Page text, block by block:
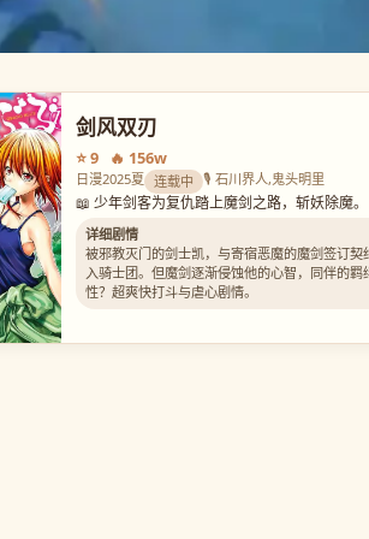
剑风双刃
⭐ 9 🔥 156w
日漫2025夏 连载中 🎙️ 石川界人,鬼头明里
📖 少年剑客为复仇踏上魔剑之路，斩妖除魔。
详细剧情
被邪教灭门的剑士凯，与寄宿恶魔的魔剑签订契
入骑士团。但魔剑逐渐侵蚀他的心智，同伴的羁
性？超爽快打斗与虐心剧情。